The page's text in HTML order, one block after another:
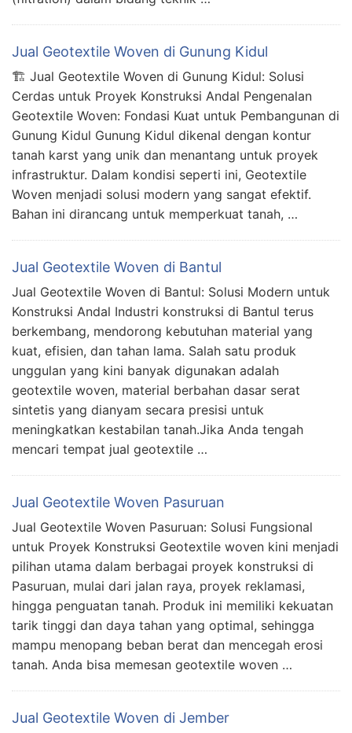
Jual Geotextile Woven di Gunung Kidul
🏗️ Jual Geotextile Woven di Gunung Kidul: Solusi
Cerdas untuk Proyek Konstruksi Andal Pengenalan
Geotextile Woven: Fondasi Kuat untuk Pembangunan di
Gunung Kidul Gunung Kidul dikenal dengan kontur
tanah karst yang unik dan menantang untuk proyek
infrastruktur. Dalam kondisi seperti ini, Geotextile
Woven menjadi solusi modern yang sangat efektif.
Bahan ini dirancang untuk memperkuat tanah, …
Jual Geotextile Woven di Bantul
Jual Geotextile Woven di Bantul: Solusi Modern untuk
Konstruksi Andal Industri konstruksi di Bantul terus
berkembang, mendorong kebutuhan material yang
kuat, efisien, dan tahan lama. Salah satu produk
unggulan yang kini banyak digunakan adalah
geotextile woven, material berbahan dasar serat
sintetis yang dianyam secara presisi untuk
meningkatkan kestabilan tanah.Jika Anda tengah
mencari tempat jual geotextile …
Jual Geotextile Woven Pasuruan
Jual Geotextile Woven Pasuruan: Solusi Fungsional
untuk Proyek Konstruksi Geotextile woven kini menjadi
pilihan utama dalam berbagai proyek konstruksi di
Pasuruan, mulai dari jalan raya, proyek reklamasi,
hingga penguatan tanah. Produk ini memiliki kekuatan
tarik tinggi dan daya tahan yang optimal, sehingga
mampu menopang beban berat dan mencegah erosi
tanah. Anda bisa memesan geotextile woven …
Jual Geotextile Woven di Jember